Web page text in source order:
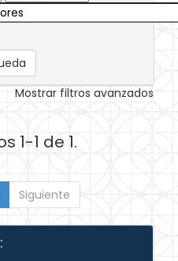
Mostrar filtros avanzados
1-1 de 1.
Siguiente